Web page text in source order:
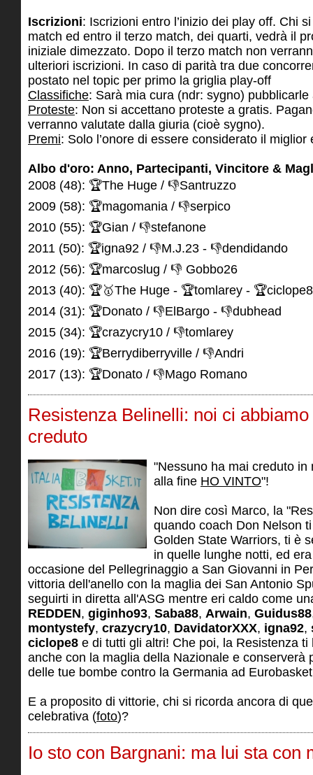
Iscrizioni: Iscrizioni entro l’inizio dei play off. Chi
match ed entro il terzo match, dei quarti, vedrà il
iniziale dimezzato. Dopo il terzo match non
ulteriori iscrizioni. In caso di parità tra due
postato nel topic per primo la griglia play-off
Classifiche: Sarà mia cura (ndr: sygno)
Proteste: Non si accettano proteste a gratis.
verranno valutate dalla giuria (cioè sygno).
Premi: Solo l’onore di essere considerato il miglior
Albo d'oro: Anno, Partecipanti, Vincitore &
2008 (48): 🏆The Huge / 👎Santruzzo
2009 (58): 🏆magomania / 👎serpico
2010 (55): 🏆Gian / 👎stefanone
2011 (50): 🏆igna92 / 👎M.J.23 - 👎dendidando
2012 (56): 🏆marcoslug / 👎 Gobbo26
2013 (40): 🏆🥇The Huge - 🏆tomlarey -
2014 (31): 🏆Donato / 👎ElBargo - 👎dubhead
2015 (34): 🏆crazycry10 / 👎tomlarey
2016 (19): 🏆Berrydiberryville / 👎Andri
2017 (13): 🏆Donato / 👎Mago Romano
Resistenza Belinelli: noi ci
creduto
"Nessuno ha mai creduto in
alla fine HO VINTO"!
Non dire così Marco, la
quando coach Don Nelson
Golden State Warriors, ti è
in quelle lunghe notti, ed
occasione del Pellegrinaggio a San Giovanni in
vittoria dell'anello con la maglia dei San Antonio
seguirti in diretta all'ASG mentre eri caldo come
REDDEN, giginho93, Saba88, Arwain, Guidus88
montystefy, crazycry10, DavidatorXXX, igna92,
ciclope8 e di tutti gli altri! Che poi, la Resistenza
anche con la maglia della Nazionale e conserverà
delle tue bombe contro la Germania ad
E a proposito di vittorie, chi si ricorda ancora di
celebrativa (foto)?
Io sto con Bargnani: ma lui sta con